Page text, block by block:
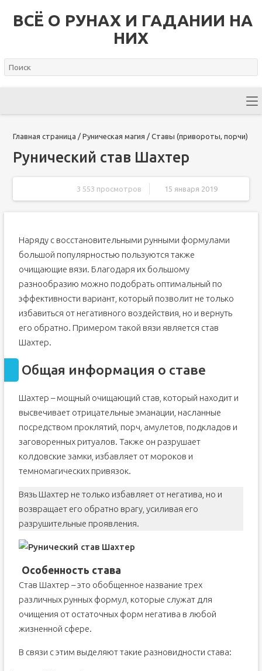
ВСЁ О РУНАХ И ГАДАНИИ НА
НИХ
Главная страница / Руническая магия / Ставы (привороты, порчи)
Рунический став Шахтер
3 553 просмотров 15 января 2019
Наряду с восстановительными рунными формулами
большой популярностью пользуются также
очищающие вязи. Благодаря их большому
разнообразию можно подобрать оптимальный по
эффективности вариант, который позволит не только
избавиться от негативного воздействия, но и вернуть
его обратно. Примером такой вязи является став
Шахтер.
Общая информация о ставе
Шахтер – мощный очищающий став, который находит и
высвечивает отрицательные эманации, насланные
посредством проклятий, порч, амулетов, подкладов и
заговоренных ритуалов. Также он разрушает
колдовские замки, избавляет от мороков и
темномагических привязок.
Вязь Шахтер не только избавляет от негатива, но и
возвращает его обратно врагу, усиливая его
разрушительные проявления.
Особенность става
Став Шахтер – это обобщенное название трех
различных рунных формул, которые служат для
очищения от остаточных форм негатива в любой
жизненной сфере.
В связи с этим выделяют такие разновидности става: